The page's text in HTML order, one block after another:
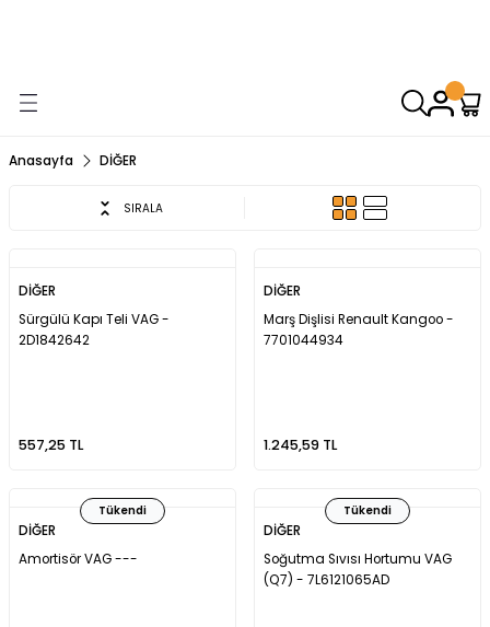
Anasayfa DİĞER
SIRALA
DİĞER
Sürgülü Kapı Teli VAG -
2D1842642
557,25 TL
DİĞER
Marş Dişlisi Renault Kangoo -
7701044934
1.245,59 TL
Tükendi
DİĞER
Amortisör VAG ---
Tükendi
DİĞER
Soğutma Sıvısı Hortumu VAG
(Q7) - 7L6121065AD